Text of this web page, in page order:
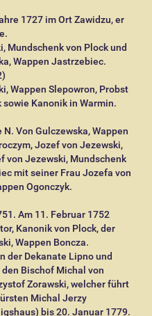
1727 im Ort Zawidzu, er
Mundschenk von Plock und
Wappen Jastrzebiec.
Wappen Slepowron, Probst
Kanonik in Warmin.
Von Gulczewska, Wappen
Jozef von Jezewski,
von Jezewski, Mundschenk
mit seiner Frau Jozefa von
Ogonczyk.
Am 11. Februar 1752
Kanonik von Plock, der
Wappen Boncza.
der Dekanate Lipno und
Bischof Michal von
Zorawski, welcher führt
Michal Jerzy
bis 20. Januar 1779.